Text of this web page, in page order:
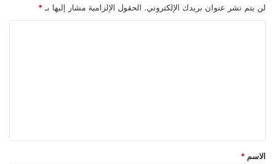
لن يتم نشر عنوان بريدك الإلكتروني. الحقول الإلزامية مشار إليها بـ *
ق
*
الاسم *